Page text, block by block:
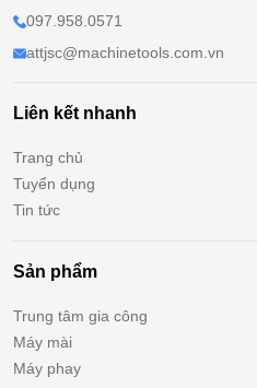
097.958.0571
attjsc@machinetools.com.vn
Liên kết nhanh
Trang chủ
Tuyển dụng
Tin tức
Sản phẩm
Trung tâm gia công
Máy mài
Máy phay